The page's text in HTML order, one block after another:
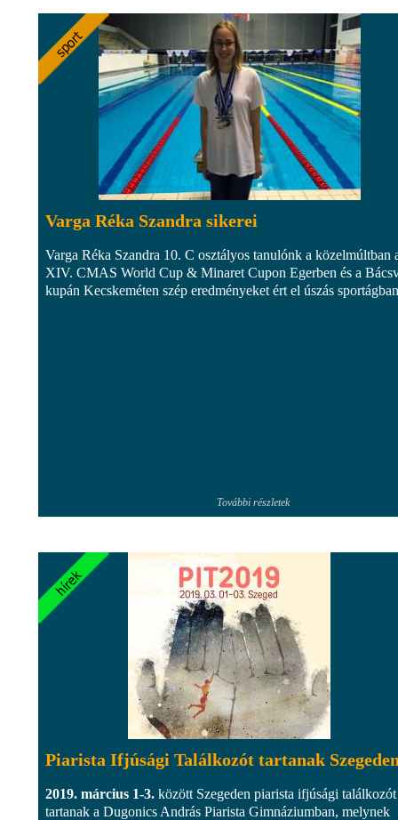
Varga Réka Szandra sikerei
Varga Réka Szandra 10. C osztályos tanulónk a közelmúltban
XIV. CMAS World Cup & Minaret Cupon Egerben és a
kupán Kecskeméten szép eredményeket ért el úszás
További részletek
Piarista Ifjúsági Találkozót tartanak
2019. március 1-3. között Szegeden piarista ifjúsági találkozót
tartanak a Dugonics András Piarista Gimnáziumban, melynek